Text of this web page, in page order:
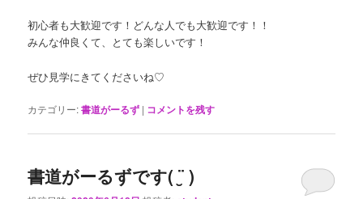
初心者も大歓迎です！どんな人でも大歓迎です！！
みんな仲良くて、とても楽しいです！
ぜひ見学にきてくださいね♡
カテゴリー:書道がーるず | コメントを残す
書道がーるずです( ¨̮ )